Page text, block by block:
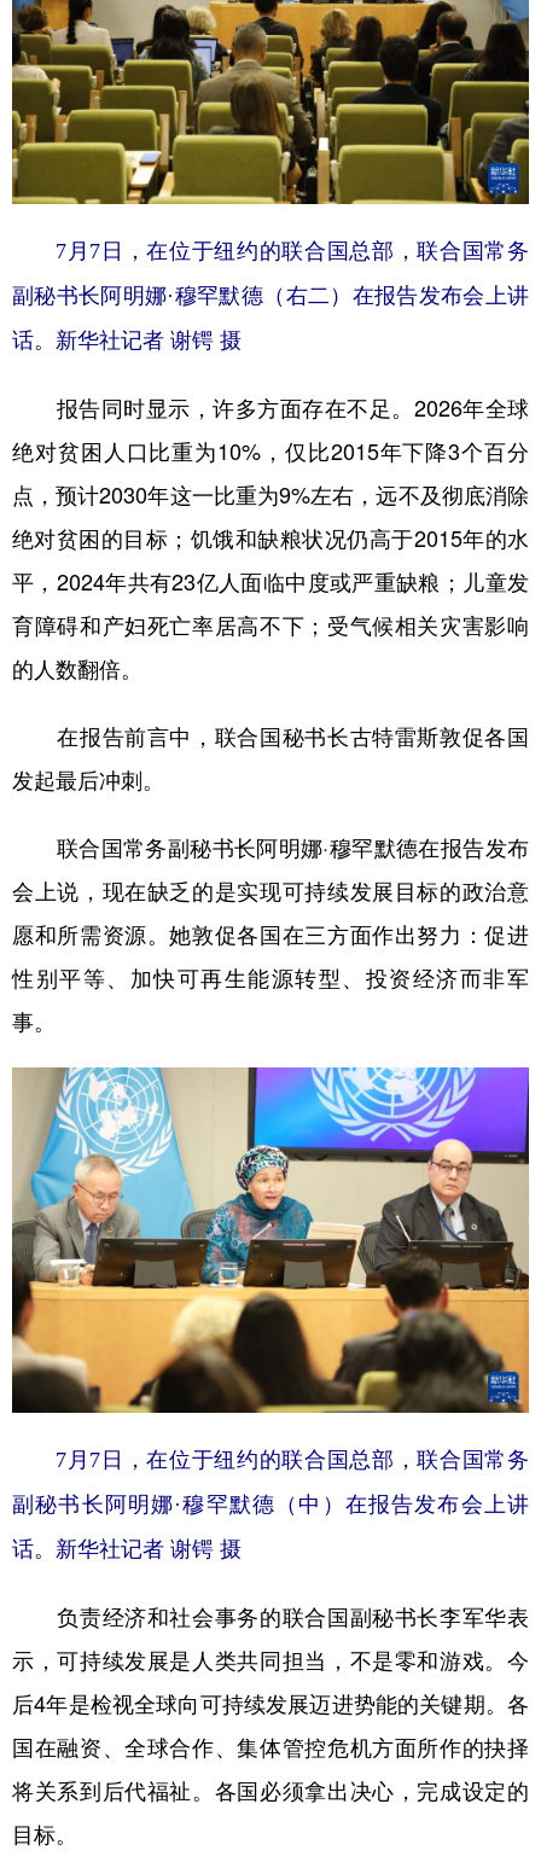
地方频道
北京 天津 河北 山西
辽宁 吉林 上海 江苏
安徽 福建 江西
山东 河南 湖北 湖南
广东 广西 海南 重庆
四川 贵州
陕西 甘肃 青海 宁夏
新疆 内蒙古 黑龙江
多语种频道
English Español Français عربى
Русский язык 日本語 한국어
7月7日，在位于纽约的联合国总部，联合国常务
副秘书长阿明娜·穆罕默德（右二）在报告发布会上讲
话。 新华社记者 谢锷 摄
报告同时显示，许多方面存在不足。2026年全球
绝对贫困人口比重为10%，仅比2015年下降3个百分
点，预计2030年这一比重为9%左右，远不及彻底消除
绝对贫困的目标；饥饿和缺粮状况仍高于2015年的水
平，2024年共有23亿人面临中度或严重缺粮；儿童发
育障碍和产妇死亡率居高不下；受气候相关灾害影响
的人数翻倍。
在报告前言中，联合国秘书长古特雷斯敦促各国
发起最后冲刺。
联合国常务副秘书长阿明娜·穆罕默德在报告发布
会上说，现在缺乏的是实现可持续发展目标的政治意
愿和所需资源。她敦促各国在三方面作出努力：促进
性别平等、加快可再生能源转型、投资经济而非军
事。
7月7日，在位于纽约的联合国总部，联合国常务
副秘书长阿明娜·穆罕默德（中）在报告发布会上讲
话。 新华社记者 谢锷 摄
负责经济和社会事务的联合国副秘书长李军华表
示，可持续发展是人类共同担当，不是零和游戏。今
后4年是检视全球向可持续发展迈进势能的关键期。各
国在融资、全球合作、集体管控危机方面所作的抉择
将关系到后代福祉。各国必须拿出决心，完成设定的
目标。